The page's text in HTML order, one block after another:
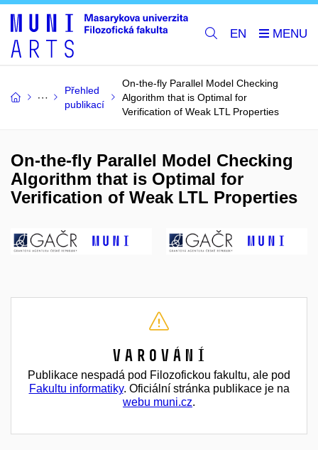
EN
Přehled
publikací
On-the-fly Parallel Model Checking
Algorithm that is Optimal for
Verification of Weak LTL Properties
On-the-fly Parallel Model Checking
Algorithm that is Optimal for
Verification of Weak LTL Properties
Varování
Publikace nespadá pod Filozofickou fakultu, ale pod
Fakultu informatiky. Oficiální stránka publikace je na
webu muni.cz.